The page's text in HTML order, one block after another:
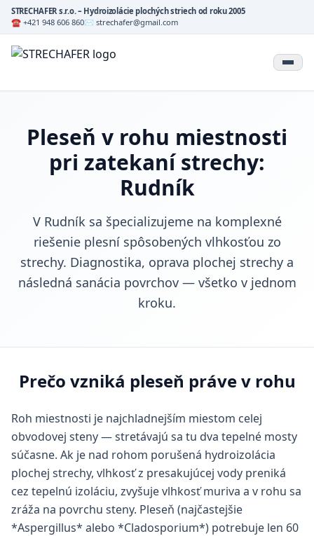
STRECHAFER s.r.o. – Hydroizolácie plochých striech od roku 2005
☎ +421 948 606 860✉ strechafer@gmail.com
Pleseň v rohu miestnosti
pri zatekaní strechy:
Rudník
V Rudník sa špecializujeme na komplexné
riešenie plesní spôsobených vlhkosťou zo
strechy. Diagnostika, oprava plochej strechy a
následná sanácia povrchov — všetko v jednom
kroku.
Prečo vzniká pleseň práve v rohu
Roh miestnosti je najchladnejším miestom celej
obvodovej steny — stretávajú sa tu dva tepelné mosty
súčasne. Ak je nad rohom porušená hydroizolácia
plochej strechy, vlhkosť z presakujúcej vody preniká
cez tepelnú izoláciu, zvyšuje vlhkosť muriva a v rohu sa
zráža na povrchu steny. Pleseň (najčastejšie
*Aspergillus* alebo *Cladosporium*) potrebuje len 60